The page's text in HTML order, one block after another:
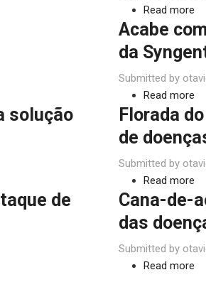
e
las
Read more
Acabe
da
Submitted by
Read more
as
os
da
solução
Florada
de
Submitted by
Read more
de
Cana-de-
das
Submitted by
Read more